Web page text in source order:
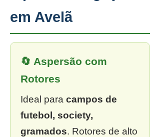
em Avelã
🔄 Aspersão com
Rotores
Ideal para campos de
futebol, society,
gramados. Rotores de alto